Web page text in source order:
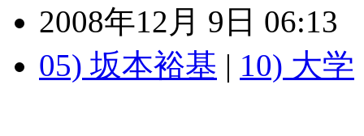
2008年12月 9日 06:13
05) 坂本裕基 | 10) 大学